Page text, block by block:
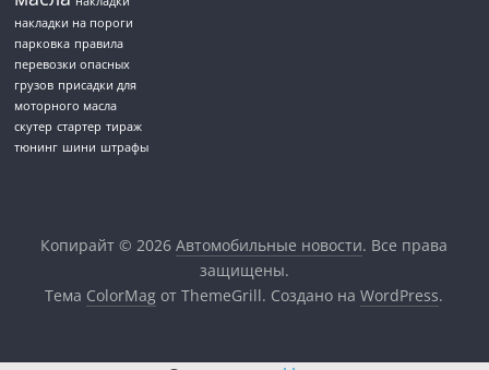
накладки на пороги
парковка правила
перевозки опасных
грузов присадки для
моторного масла
скутер стартер тираж
тюнинг шини штрафы
Копирайт © 2026Автомобильные новости. Все права
защищены.
Тема ColorMag от ThemeGrill. Создано наWordPress.